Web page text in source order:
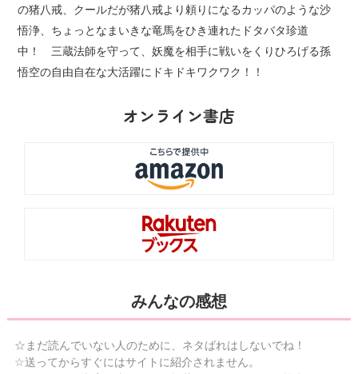
の猪八戒、クールだが猪八戒より頼りになるカッパのような沙
悟浄、ちょっとなまいきな竜馬をひき連れたドタバタ珍道
中！ 三蔵法師を守って、妖魔を相手に戦いをくりひろげる孫
悟空の自由自在な大活躍にドキドキワクワク！！
オンライン書店
みんなの感想
☆まだ読んでいない人のために、ネタばれはしないでね！
☆送ってからすぐにはサイトに紹介されません。